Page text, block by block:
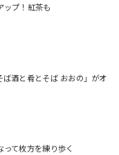
ップ！紅茶も
酒と肴とそば おおの」がオ
て枚方を練り歩く